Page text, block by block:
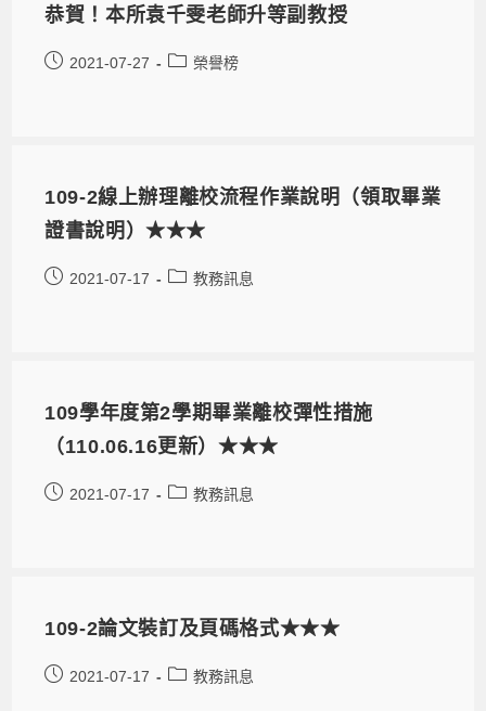
恭賀！本所袁千雯老師升等副教授
2021-07-27 榮譽榜
109-2線上辦理離校流程作業說明（領取畢業
證書說明）★★★
2021-07-17 教務訊息
109學年度第2學期畢業離校彈性措施
（110.06.16更新）★★★
2021-07-17 教務訊息
109-2論文裝訂及頁碼格式★★★
2021-07-17 教務訊息